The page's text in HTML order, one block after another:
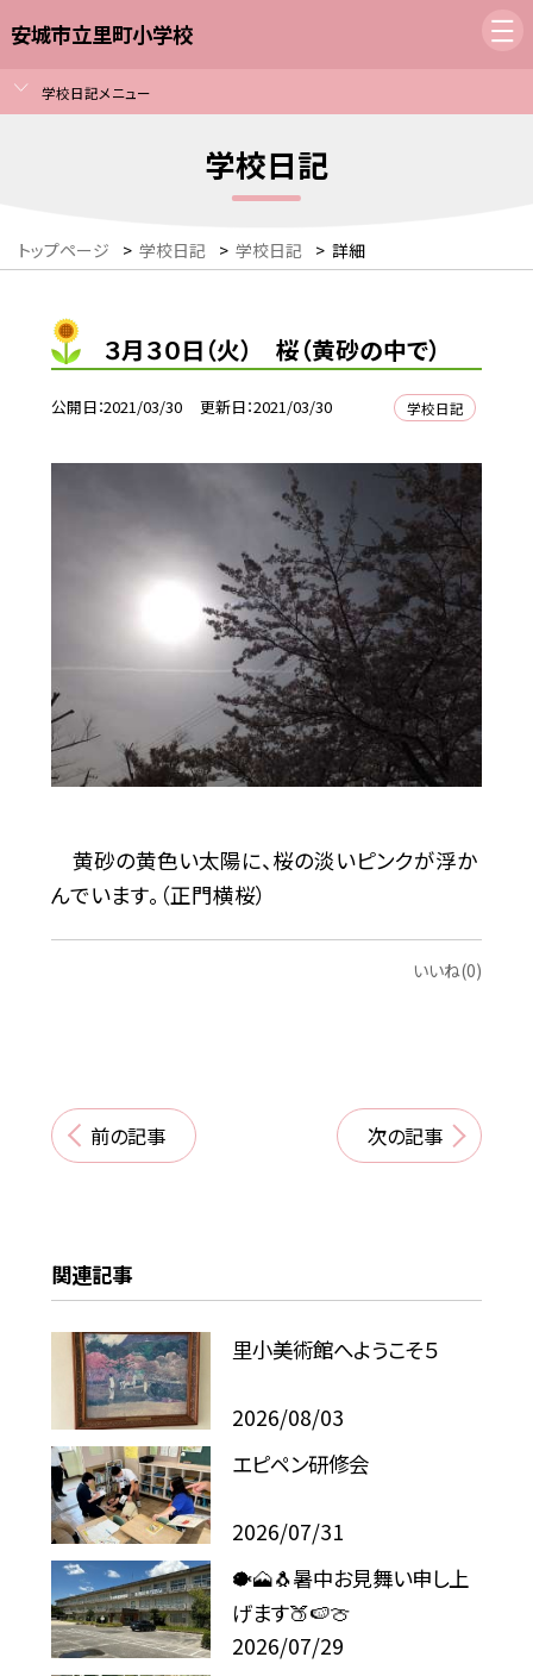
安城市立里町小学校
学校日記メニュー
学校日記
トップページ > 学校日記 > 学校日記 > 詳細
３月３０日（火） 桜（黄砂の中で）
公開日 2021/03/30 更新日 2021/03/30 学校日記
黄砂の黄色い太陽に、桜の淡いピンクが浮か
んでいます。（正門横桜）
いいね(0)
前の記事 次の記事
関連記事
里小美術館へようこそ５
2026/08/03
エピペン研修会
2026/07/31
🐡🗻🐧暑中お見舞い申し上
げます🍑🍉🍈
2026/07/29